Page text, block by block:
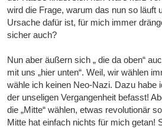
wird die Frage, warum das nun so läuft
Ursache dafür ist, für mich immer
sicher auch?
Nun aber äußern sich „ die da oben“
mit uns „hier unten“. Weil, wir wählen
wähle ich keinen Neo-Nazi. Dazu habe
der unseligen Vergangenheit befasst!
die „Mitte“ wählen, etwas revolutionär
Mitte hat einfach nichts für mich getan!